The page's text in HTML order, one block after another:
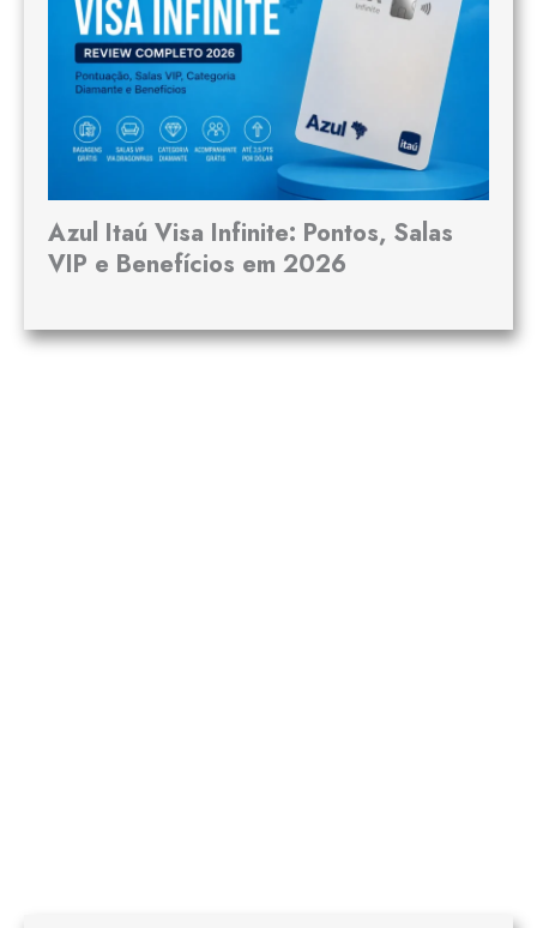
Azul Itaú Visa Infinite: Pontos, Salas
VIP e Benefícios em 2026